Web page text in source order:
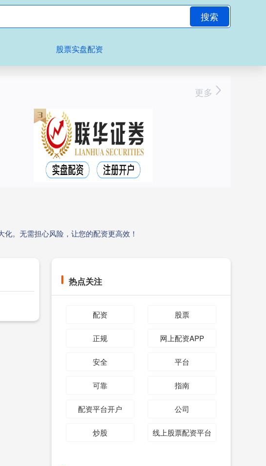
搜索
股票实盘配资
更多
。无需担心风险，让您的配资更高效！
热点关注
配资 股票
正规 网上配资APP
安全 平台
可靠 指南
配资平台开户 公司
炒股 线上股票配资平台